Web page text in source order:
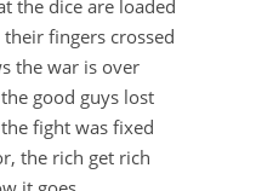
the dice are loaded
fingers crossed
the war is over
good guys lost
fight was fixed
the rich get rich